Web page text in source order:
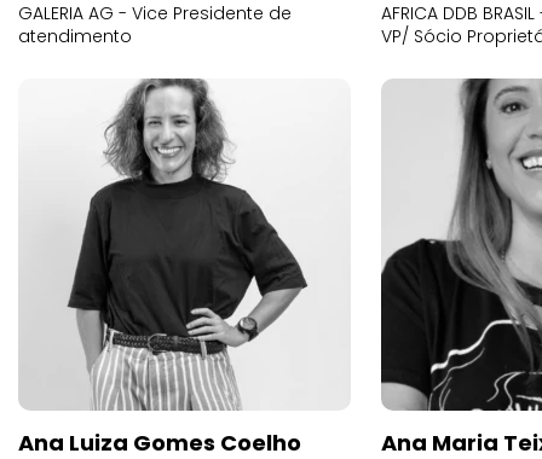
GALERIA AG - Vice Presidente de
atendimento
AFRICA DDB
VP/ Sócio
Ana Luiza Gomes Coelho Ana Maria